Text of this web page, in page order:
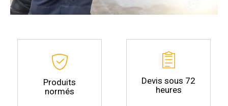
Produits
normés
Devis sous 72
heures